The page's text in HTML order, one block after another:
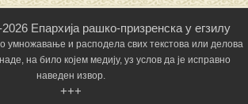
Епархија рашко-призренска у егзилу
умножавање и расподела свих текстова или делова
на било којем медију, уз услов да је исправно
наведен извор.
+++